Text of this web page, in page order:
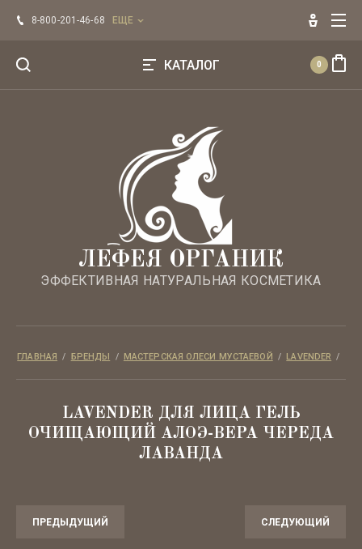
Оплата
Регистрация
8-800-201-46-68 ЕЩЕ
КАТАЛОГ
Для волос
Декоративная косметика
Для детей
SPA
0
ЛЕФЕЯ ОРГАНИК
ЭФФЕКТИВНАЯ НАТУРАЛЬНАЯ КОСМЕТИКА
ГЛАВНАЯ
  /
БРЕНДЫ
  /
МАСТЕРСКАЯ ОЛЕСИ МУСТАЕВОЙ
  /
LAVENDER
  /
LAVENDER ДЛЯ ЛИЦА ГЕЛЬ
ОЧИЩАЮЩИЙ АЛОЭ-ВЕРА ЧЕРЕДА
ЛАВАНДА
ПРЕДЫДУЩИЙ СЛЕДУЮЩИЙ